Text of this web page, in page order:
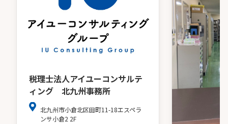
税理士法人アイユーコンサルテ
ィング 北九州事務所
北九州市小倉北区田町11-18エスペラ
ンサ小倉2 2F